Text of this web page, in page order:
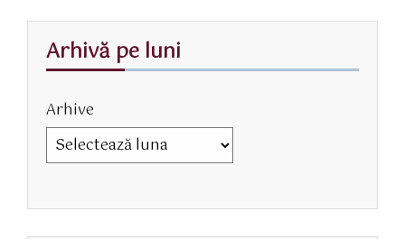
Arhivă pe luni
Arhive